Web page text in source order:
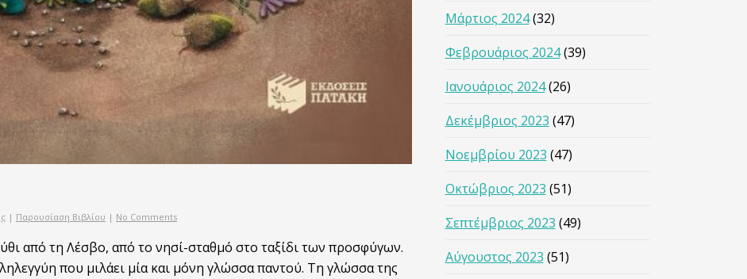
| Παρουσίαση Βιβλίου | No Comments
από τη Λέσβο, από το νησί-σταθμό στο ταξίδι των προσφύγων.
που μιλάει μία και μόνη γλώσσα παντού. Τη γλώσσα της
Μάρτιος 2024(32)
Φεβρουάριος 2024(39)
Ιανουάριος 2024(26)
Δεκέμβριος 2023 (47)
Νοεμβρίου 2023 (47)
Οκτώβριος 2023 (51)
Σεπτέμβριος 2023 (49)
Αύγουστος 2023 (51)